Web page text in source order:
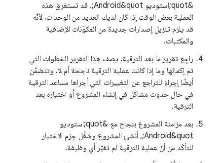
&quot;استوديو Android&quot;. قد تستغرق هذه
العملية بعض الوقت إذا كان لديك العديد من الوحدات، لأنّه
قد يلزم تنزيل إصدارات جديدة من المكوّنات الإضافية
والمكتبات.
راجِع تقرير ما بعد الترقية. يصف هذا التقرير الخطوات التي
تم إكمالها وما إذا كانت عملية الترقية ناجحة أم لا. وتتضمّن
أيضًا إجراءً للتراجع عن التغييرات التي أجراها مساعد الترقية
في حال حدوث مشاكل في إنشاء المشروع أو اختباره بعد
الترقية.
بعد مزامنة المشروع بنجاح مع &quot;استوديو
Android&quot;، أنشئ المشروع وشغِّل حِزم الاختبار
للتأكّد من أنّ عملية الترقية لم تغيّر أي وظيفة.